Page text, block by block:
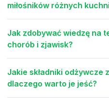
miłośników różnych
Jak zdobywać wiedzę na
chorób i zjawisk?
Jakie składniki odżywcze
dlaczego warto je jeść?